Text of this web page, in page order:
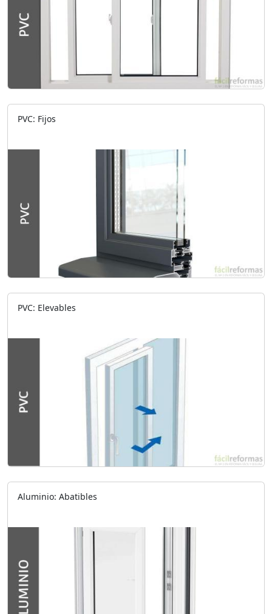
PVC: Fijos
PVC: Elevables
Aluminio: Abatibles